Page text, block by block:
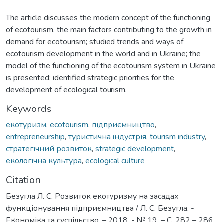
The article discusses the modern concept of the functioning
of ecotourism, the main factors contributing to the growth in
demand for ecotourism; studied trends and ways of
ecotourism development in the world and in Ukraine; the
model of the functioning of the ecotourism system in Ukraine
is presented; identified strategic priorities for the
development of ecological tourism.
Keywords
екотуризм, ecotourism, підприємництво,
entrepreneurship, туристична індустрія, tourism industry,
стратегічний розвиток, strategic development,
екологічна культура, ecological culture
Citation
Безугла Л. С. Розвиток екотуризму на засадах
функціонування підприємництва / Л. С. Безугла. -